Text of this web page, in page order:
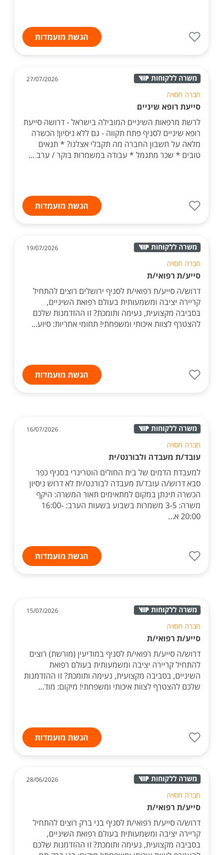
הגשת מועמדות
27/07/2026
חברה חסויה
סייעת רופא שיניים
לרשת מרפאות השיניים המובילה בישראל - דרושה סייעת
רופא שיניים לסניף פתח תקווה - גם ללא ניסיון! הכשרה
מלאה על חשבון החברה מה תקבלי אצלנו? * תנאים
טובים * שכר מתגמל * עבודה במשמרות בוקר / ערב ...
הגשת מועמדות
19/07/2026
חברה חסויה
סייע/ת רפואי/ת
דרוש/ה סייע/ת רפואי/ת לסניף ירושלים רוצים להתחיל
קריירה יציבה ומשמעותית בעולם רפואת השיניים,
בסביבה מקצועית, נעימה ותומכת? זו ההזדמנות שלכם
להצטרף לצוות איכותי ומשפחתי! תחומי אחריות: סיוע...
הגשת מועמדות
16/07/2026
חברה חסויה
עובד/ת מעבדה ולבורנט/ית
למעבדת הדמים של בית החולים הוטרינרי בסניף כפר
סבא דרוש/ה עובד/ת מעבדה לבורנט/ית לא דרוש ניסיון
הכשרה תינתן במקום למתאימים תאור המשרה: היקף
משרה: 3-5 משמרות בשבוע בשעות הערב: 16:00-
20:00 א...
הגשת מועמדות
15/07/2026
חברה חסויה
סייע/ת רפואי/ת
דרוש/ה סייע/ת רפואי/ת לסניף במודיעין (מורשת) רוצים
להתחיל קריירה יציבה ומשמעותית בעולם רפואת
השיניים, בסביבה מקצועית, נעימה ותומכת? זו ההזדמנות
שלכם להצטרף לצוות איכותי ומשפחתי! מיקום: מוד...
הגשת מועמדות
28/06/2026
חברה חסויה
סייע/ת רפואי/ת
דרוש/ה סייע/ת רפואי/ת לסניף בני ברק רוצים להתחיל
קריירה יציבה ומשמעותית בעולם רפואת השיניים,
בסביבה מקצועית, נעימה ותומכת? זו ההזדמנות שלכם